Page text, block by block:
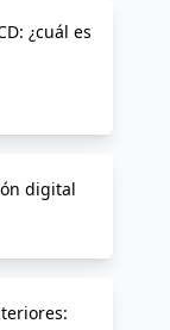
¿cuál es
digital